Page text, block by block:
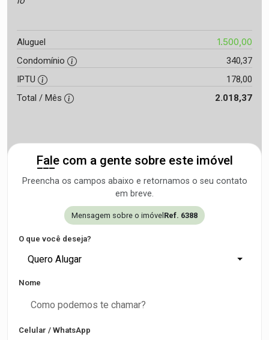
Aluguel 1.500,00
Condomínio
340,37
IPTU
178,00
Total / Mês
2.018,37
Fale com a gente sobre este imóvel
Preencha os campos abaixo e retornamos o seu contato
em breve.
Mensagem sobre o imóvelRef. 6388
O que você deseja?
Quero Alugar
Nome
Celular / WhatsApp